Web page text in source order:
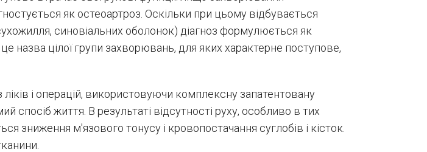
як остеоартроз. Оскільки при цьому відбувається
синовіальних оболонок) діагноз формулюється як
назва цілої групи захворювань, для яких характерне поступове,
і операцій, використовуючи комплексну запатентовану
життя. В результаті відсутності руху, особливо в тих
зниження м'язового тонусу і кровопостачання суглобів і кісток.